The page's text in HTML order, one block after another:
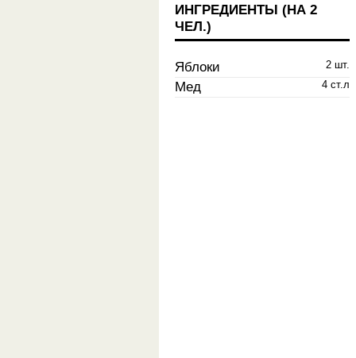
ИНГРЕДИЕНТЫ (НА 2
ЧЕЛ.)
Яблоки 2 шт.
Мед 4 ст.л